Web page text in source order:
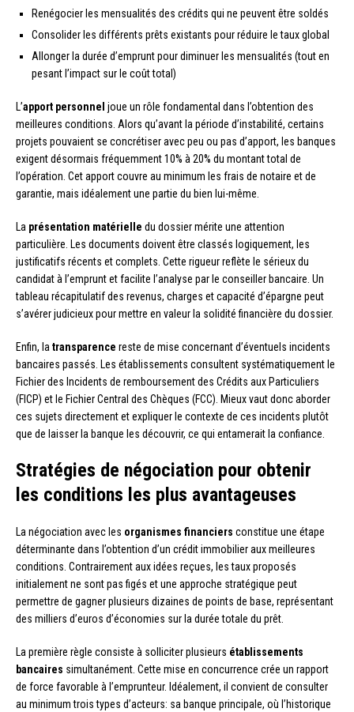
Renégocier les mensualités des crédits qui ne peuvent être soldés
Consolider les différents prêts existants pour réduire le taux global
Allonger la durée d’emprunt pour diminuer les mensualités (tout en
pesant l’impact sur le coût total)
L’apport personnel joue un rôle fondamental dans l’obtention des
meilleures conditions. Alors qu’avant la période d’instabilité, certains
projets pouvaient se concrétiser avec peu ou pas d’apport, les banques
exigent désormais fréquemment 10% à 20% du montant total de
l’opération. Cet apport couvre au minimum les frais de notaire et de
garantie, mais idéalement une partie du bien lui-même.
La présentation matérielle du dossier mérite une attention
particulière. Les documents doivent être classés logiquement, les
justificatifs récents et complets. Cette rigueur reflète le sérieux du
candidat à l’emprunt et facilite l’analyse par le conseiller bancaire. Un
tableau récapitulatif des revenus, charges et capacité d’épargne peut
s’avérer judicieux pour mettre en valeur la solidité financière du dossier.
Enfin, la transparence reste de mise concernant d’éventuels incidents
bancaires passés. Les établissements consultent systématiquement le
Fichier des Incidents de remboursement des Crédits aux Particuliers
(FICP) et le Fichier Central des Chèques (FCC). Mieux vaut donc aborder
ces sujets directement et expliquer le contexte de ces incidents plutôt
que de laisser la banque les découvrir, ce qui entamerait la confiance.
Stratégies de négociation pour obtenir
les conditions les plus avantageuses
La négociation avec les organismes financiers constitue une étape
déterminante dans l’obtention d’un crédit immobilier aux meilleures
conditions. Contrairement aux idées reçues, les taux proposés
initialement ne sont pas figés et une approche stratégique peut
permettre de gagner plusieurs dizaines de points de base, représentant
des milliers d’euros d’économies sur la durée totale du prêt.
La première règle consiste à solliciter plusieurs établissements
bancaires simultanément. Cette mise en concurrence crée un rapport
de force favorable à l’emprunteur. Idéalement, il convient de consulter
au minimum trois types d’acteurs: sa banque principale, où l’historique